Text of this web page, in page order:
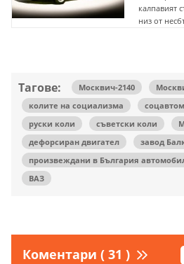
калпавият
низ от
Тагове: Москвич-2140
колите на социализма
руски коли
съветски коли
дефорсиран двигател
завод
произвеждани в България
ВАЗ
Коментари ( 31 )